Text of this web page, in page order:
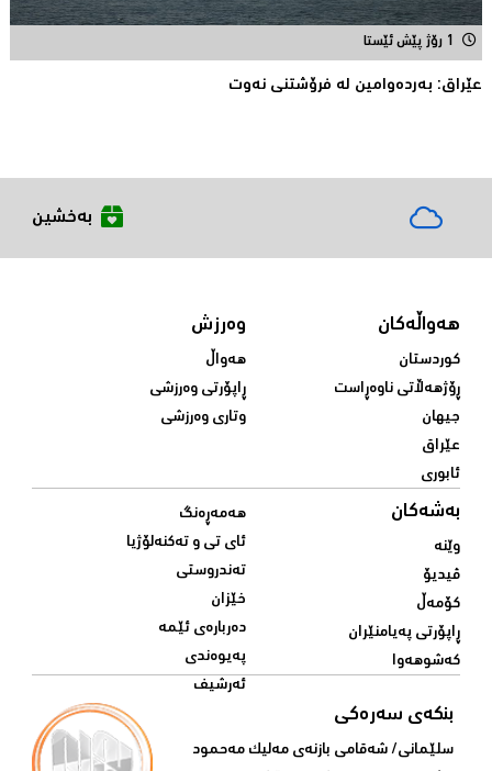
1 رۆژ پێش ئێستا
عێراق: به‌رده‌وامین له‌ فرۆشتنی نه‌وت
بەخشین
هەواڵەکان
کوردستان
ڕۆژهەڵاتی ناوەڕاست
جیهان
عێراق
ئابوری
وەرزش
هەواڵ
ڕاپۆرتی وەرزشی
وتاری وەرزشی
بەشەکان
وێنە
ڤیدیۆ
کۆمەڵ
ڕاپۆرتی پەیامنێران
کەشوهەوا
هەمەڕەنگ
ئای تی و تەکنەلۆژیا
تەندروستی
خێزان
دەربارەی ئێمە
پەیوەندی
ئەرشیف
بنکەی سەرەکی
سلێمانی/ شه‌قامی بازنه‌ی مه‌لیک مه‌حمود